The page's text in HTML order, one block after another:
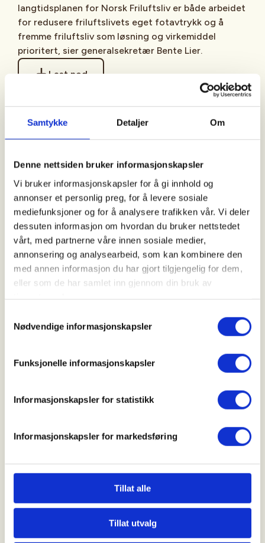
Samtykke Detaljer Om
Denne nettsiden bruker informasjonskapsler
Vi bruker informasjonskapsler for å gi innhold og
annonser et personlig preg, for å levere sosiale
mediefunksjoner og for å analysere trafikken vår. Vi deler
dessuten informasjon om hvordan du bruker nettstedet
vårt, med partnerne våre innen sosiale medier,
annonsering og analysearbeid, som kan kombinere den
med annen informasjon du har gjort tilgjengelig for dem,
eller som de har samlet inn gjennom din bruk av
Nødvendige informasjonskapsler
Funksjonelle informasjonskapsler
Informasjonskapsler for statistikk
Informasjonskapsler for markedsføring
Tillat alle
Tillat utvalg
langtidsplanen for Norsk Friluftsliv er både arbeidet
for redusere friluftslivets eget fotavtrykk og å
fremme friluftsliv som løsning og virkemiddel
prioritert, sier generalsekretær Bente Lier.
Last ned
Friluftslivets bærekraftsplakat